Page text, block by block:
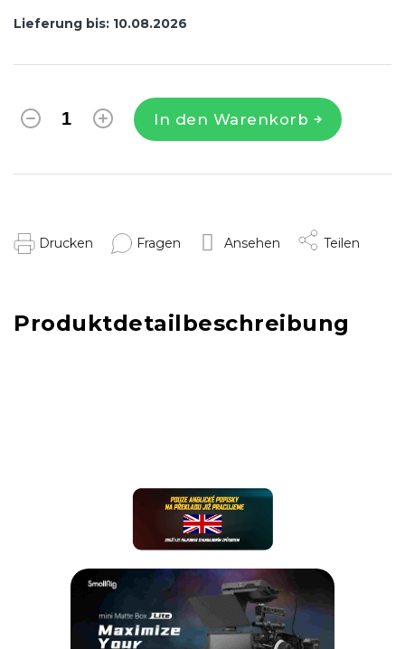
Lieferung bis: 10.08.2026
In den Warenkorb
Drucken Fragen Ansehen Teilen
Produktdetailbeschreibung